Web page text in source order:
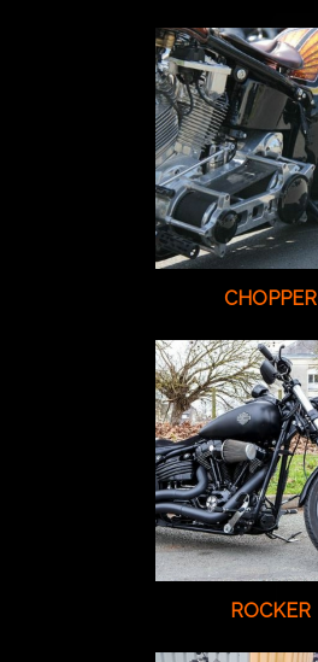
CHOPPER
ROCKER